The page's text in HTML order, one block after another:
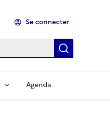
Se connecter
Agenda